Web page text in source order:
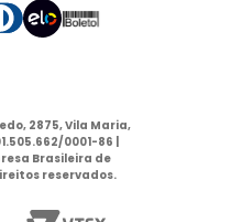
2875, Vila Maria,
0001-86 |
Brasileira de
reservados.